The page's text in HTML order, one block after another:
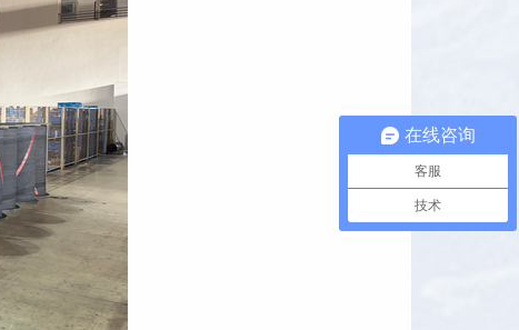
在线咨询
客服
技术